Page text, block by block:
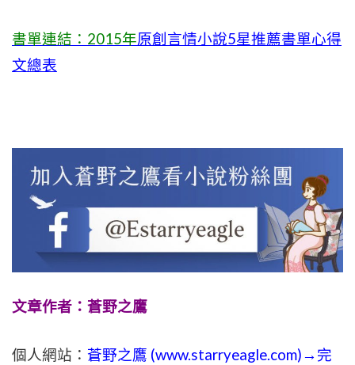
書單連結：2015年原創言情小說5星推薦書單心得
文總表
文章作者：蒼野之鷹
個人網站： 蒼野之鷹 (www.starryeagle.com)→完